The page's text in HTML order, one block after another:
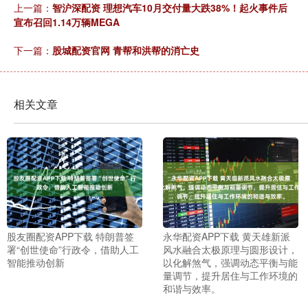
上一篇： 智沪深配资 理想汽车10月交付量大跌38%！起火事件后
宣布召回1.14万辆MEGA
下一篇： 股城配资官网 青帮和洪帮的消亡史
相关文章
股友圈配资APP下载 特朗普签
署“创世使命”行政令，借助人工
智能推动创新
永华配资APP下载 黄天雄新派
风水融合太极原理与圆形设计，
以化解煞气，强调动态平衡与能
量调节，提升居住与工作环境的
和谐与效率。